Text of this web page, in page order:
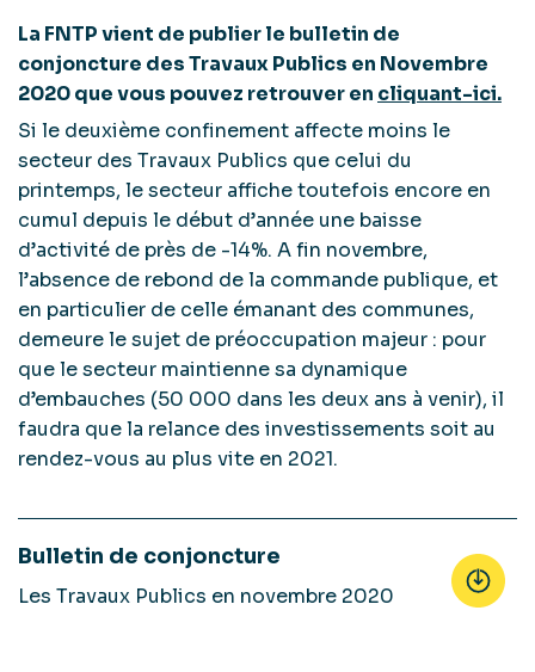
La FNTP vient de publier le bulletin de
conjoncture des Travaux Publics en Novembre
2020 que vous pouvez retrouver en cliquant-ici.
Si le deuxième confinement affecte moins le
secteur des Travaux Publics que celui du
printemps, le secteur affiche toutefois encore en
cumul depuis le début d’année une baisse
d’activité de près de -14%. A fin novembre,
l’absence de rebond de la commande publique, et
en particulier de celle émanant des communes,
demeure le sujet de préoccupation majeur : pour
que le secteur maintienne sa dynamique
d’embauches (50 000 dans les deux ans à venir), il
faudra que la relance des investissements soit au
rendez-vous au plus vite en 2021.
Bulletin de conjoncture
Les Travaux Publics en novembre 2020